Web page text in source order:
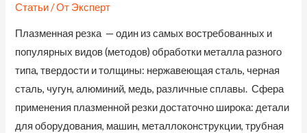
Статьи/ От Эксперт
Плазменная резка — один из самых востребованных и
популярных видов (методов) обработки металла разного
типа, твердости и толщины: нержавеющая сталь, черная
сталь, чугун, алюминий, медь, различные сплавы. Сфера
применения плазменной резки достаточно широка: детали
для оборудования, машин, металлоконструкции, трубная